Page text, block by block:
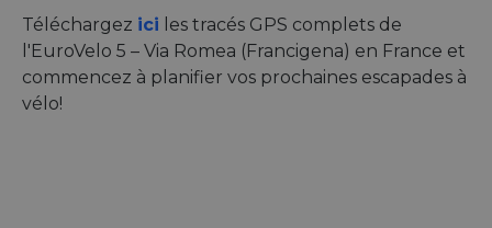
Téléchargez ici les tracés GPS complets de
l'EuroVelo 5 – Via Romea (Francigena) en France et
commencez à planifier vos prochaines escapades à
vélo!